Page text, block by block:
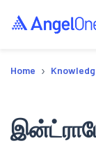
Home ›